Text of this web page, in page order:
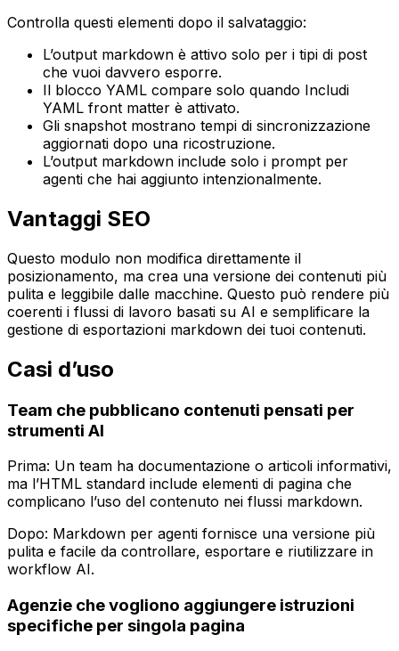
Controlla questi elementi dopo il salvataggio:
L’output markdown è attivo solo per i tipi di post
che vuoi davvero esporre.
Il blocco YAML compare solo quando Includi
YAML front matter è attivato.
Gli snapshot mostrano tempi di sincronizzazione
aggiornati dopo una ricostruzione.
L’output markdown include solo i prompt per
agenti che hai aggiunto intenzionalmente.
Vantaggi SEO
Questo modulo non modifica direttamente il
posizionamento, ma crea una versione dei contenuti più
pulita e leggibile dalle macchine. Questo può rendere più
coerenti i flussi di lavoro basati su AI e semplificare la
gestione di esportazioni markdown dei tuoi contenuti.
Casi d’uso
Team che pubblicano contenuti pensati per
strumenti AI
Prima: Un team ha documentazione o articoli informativi,
ma l’HTML standard include elementi di pagina che
complicano l’uso del contenuto nei flussi markdown.
Dopo: Markdown per agenti fornisce una versione più
pulita e facile da controllare, esportare e riutilizzare in
workflow AI.
Agenzie che vogliono aggiungere istruzioni
specifiche per singola pagina